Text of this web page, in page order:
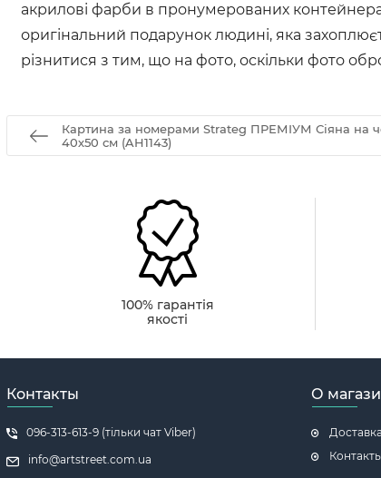
акрилові фарби в пронумерованих
оригінальний подарунок людині, яка
різнитися з тим, що на фото, оскільки фото
Картина за номерами Strateg ПРЕМІУМ Сіяна на
40х50 см (AH1143)
100% гарантія
якості
Контакты
096-313-613-9 (тільки чат Viber)
info@artstreet.com.ua
О